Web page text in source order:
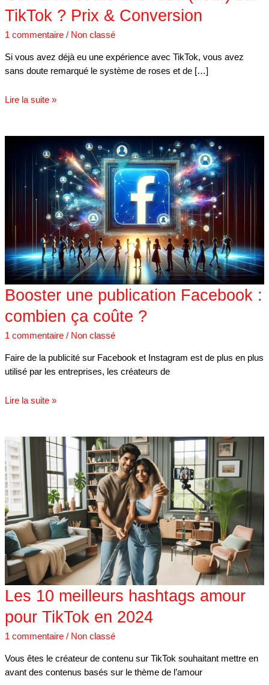
TikTok ? Prix & Conversion
1 commentaire / Non classé
Si vous avez déjà eu une expérience avec TikTok, vous avez
sans doute remarqué le système de roses et de […]
Lire la suite »
Booster une publication Facebook :
combien ça coûte ?
1 commentaire / Non classé
Faire de la publicité sur Facebook et Instagram est de plus en plus
utilisé par les entreprises, les créateurs de
publication
?
Lire la suite »
Les 10 meilleurs hashtags amour
pour TikTok en 2024
1 commentaire / Non classé
Vous êtes le créateur de contenu sur TikTok souhaitant mettre en
avant des contenus basés sur le thème de l’amour
Les
10
meilleurs
hashtags
amour
pour
TikTok
en
2024